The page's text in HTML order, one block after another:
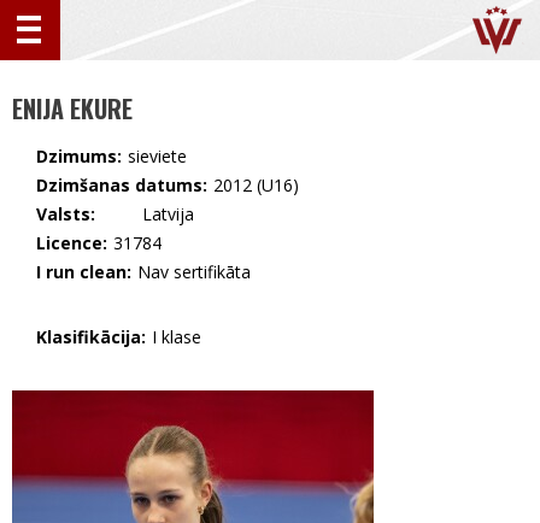
ENIJA EKURE
Dzimums: sieviete
Dzimšanas datums: 2012 (U16)
Valsts:
🇱🇻 Latvija
Licence: 31784
I run clean: Nav sertifikāta
Klasifikācija: I klase